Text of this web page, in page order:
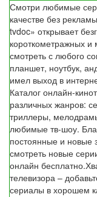
Смотри любимые
качестве без
tvdoc» открывает
короткометражных
смотреть с любого
планшет, ноутбук,
имел выход в
Каталог онлайн-
различных жанров:
триллеры,
любимые тв-шоу.
постоянные и новые
смотреть новые
онлайн
телевизора –
сериалы в хорошем